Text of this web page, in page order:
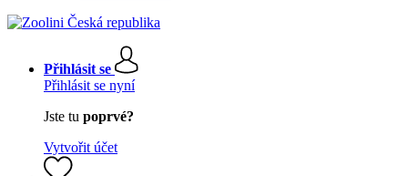
Přihlásit se
Přihlásit se nyní
Jste tu poprvé?
Vytvořit účet